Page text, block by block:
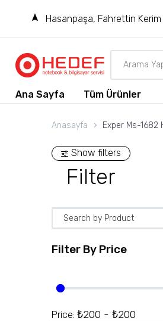
Hasanpaşa, Fahrettin
Ana Sayfa Tüm Ürünler
Anasayfa Exper Ms-1682
Show filters
Filter
Filter By Price
Price: ₺200 - ₺200